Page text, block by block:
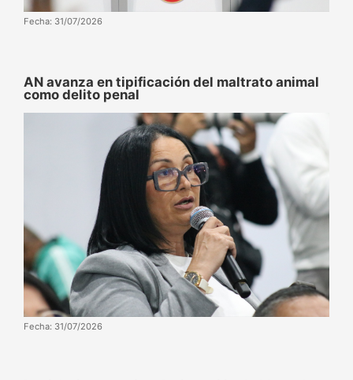
Fecha: 31/07/2026
AN avanza en tipificación del maltrato animal
como delito penal
Fecha: 31/07/2026